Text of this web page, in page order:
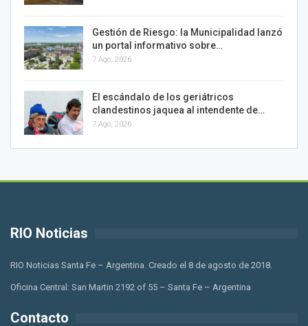
Gestión de Riesgo: la Municipalidad lanzó
un portal informativo sobre…
7 Ago, 2026
El escándalo de los geriátricos
clandestinos jaquea al intendente de…
7 Ago, 2026
RIO Noticias
RIO Noticias Santa Fe – Argentina. Creado el 8 de agosto de 2018.
Oficina Central: San Martin 2192 of 55 – Santa Fe – Argentina
Contacto